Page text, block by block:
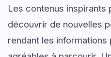
Les contenus inspirants
découvrir de nouvelles
rendant les